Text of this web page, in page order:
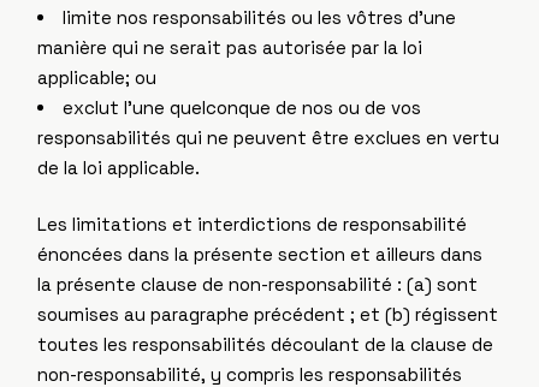
limite nos responsabilités ou les vôtres d’une
manière qui ne serait pas autorisée par la loi
applicable; ou
exclut l’une quelconque de nos ou de vos
responsabilités qui ne peuvent être exclues en vertu
de la loi applicable.
Les limitations et interdictions de responsabilité
énoncées dans la présente section et ailleurs dans
la présente clause de non-responsabilité : (a) sont
soumises au paragraphe précédent ; et (b) régissent
toutes les responsabilités découlant de la clause de
non-responsabilité, y compris les responsabilités